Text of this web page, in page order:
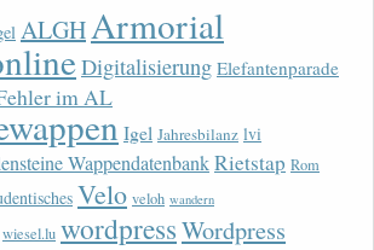
ALGHArmorial
Digitalisierung Elefantenparade
im AL
Igel Jahresbilanz lvi
WappendatenbankRietstap Rom
Velo veloh wandern
wiesel.lu wordpressWordpress